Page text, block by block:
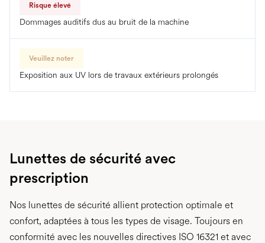
Risque élevé
Dommages auditifs dus au bruit de la machine
Veuillez noter
Exposition aux UV lors de travaux extérieurs prolongés
Lunettes de sécurité avec
prescription
Nos lunettes de sécurité allient protection optimale et
confort, adaptées à tous les types de visage. Toujours en
conformité avec les nouvelles directives ISO 16321 et avec